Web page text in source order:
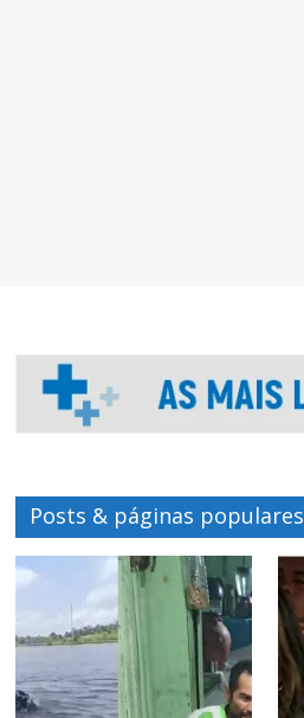
Posts & páginas populares